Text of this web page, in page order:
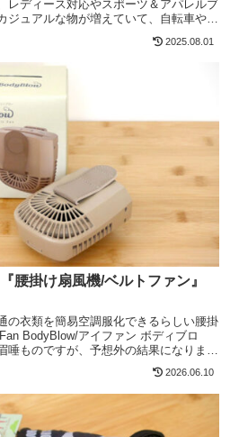
レディース対応やスポーツ＆アパレルブ
ジュアルな物が増えていて、自転車やウ
2025.08.01
腰掛け扇風機/ベルトファン』
の衣類を簡易空調服化できるらしい腰掛
BodyBlow/アイファン ボディブロ
唾ものですが、予想外の結果になりまし
2026.06.10